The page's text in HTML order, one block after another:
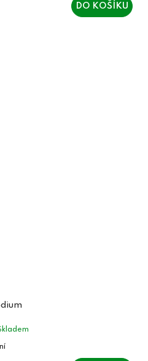
DO KOŠÍKU